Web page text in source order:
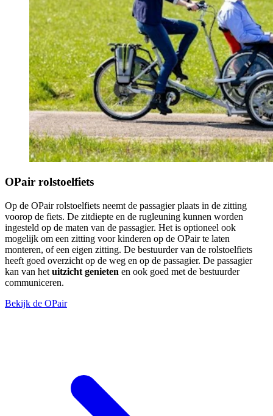
OPair rolstoelfiets
Op de OPair rolstoelfiets neemt de passagier plaats in de zitting
voorop de fiets. De zitdiepte en de rugleuning kunnen worden
ingesteld op de maten van de passagier. Het is optioneel ook
mogelijk om een zitting voor kinderen op de OPair te laten
monteren, of een eigen zitting. De bestuurder van de rolstoelfiets
heeft goed overzicht op de weg en op de passagier. De passagier
kan van het uitzicht genieten en ook goed met de bestuurder
communiceren.
Bekijk de OPair